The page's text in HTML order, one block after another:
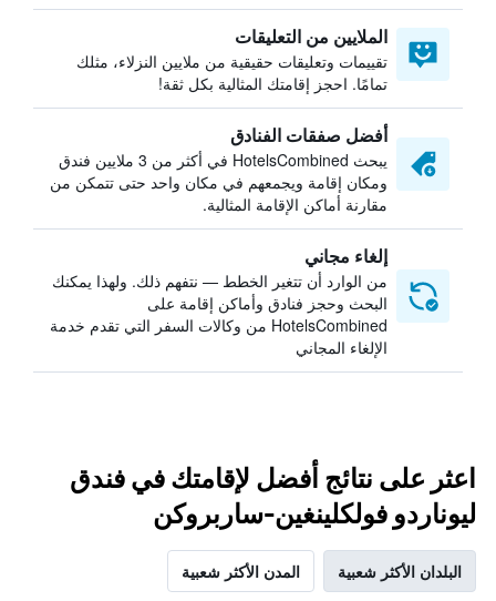
الملايين من التعليقات
تقييمات وتعليقات حقيقية من ملايين النزلاء، مثلك
تمامًا. احجز إقامتك المثالية بكل ثقة!
أفضل صفقات الفنادق
يبحث HotelsCombined في أكثر من 3 ملايين فندق
ومكان إقامة ويجمعهم في مكان واحد حتى تتمكن من
مقارنة أماكن الإقامة المثالية.
إلغاء مجاني
من الوارد أن تتغير الخطط — نتفهم ذلك. ولهذا يمكنك
البحث وحجز فنادق وأماكن إقامة على
HotelsCombined من وكالات السفر التي تقدم خدمة
الإلغاء المجاني
اعثر على نتائج أفضل لإقامتك في فندق
ليوناردو فولكلينغين-ساربروكن
البلدان الأكثر شعبية المدن الأكثر شعبية